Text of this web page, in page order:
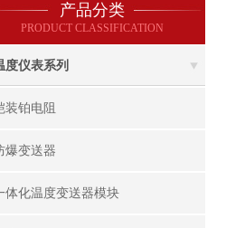
产品分类
PRODUCT CLASSIFICATION
度仪表系列
装铂电阻
爆变送器
体化温度变送器模块